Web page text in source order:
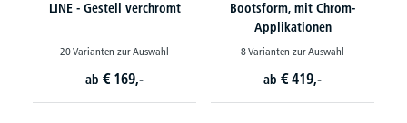
LINE - Gestell verchromt
20 Varianten zur Auswahl
ab € 169,-
Bootsform, mit Chrom-
Applikationen
8 Varianten zur Auswahl
ab € 419,-